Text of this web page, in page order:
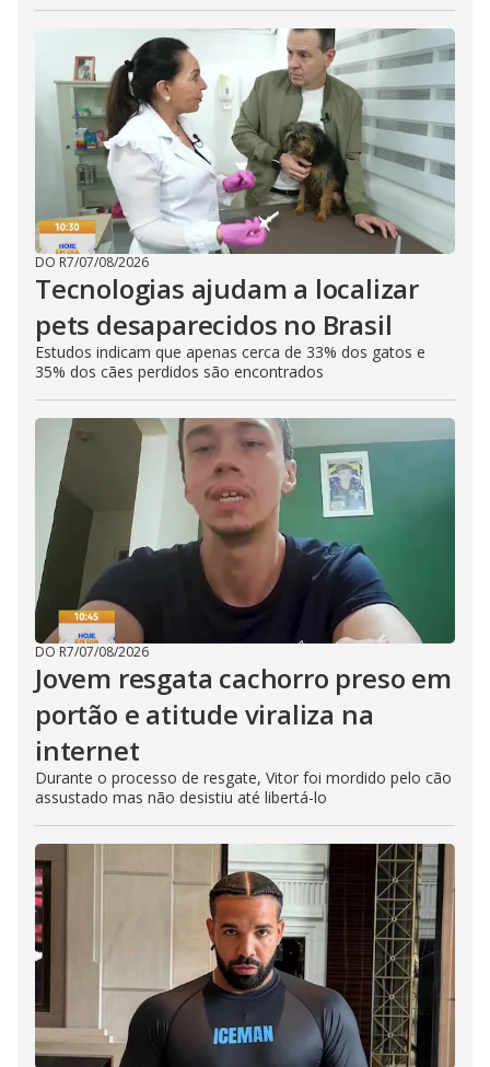
DO R7/07/08/2026
Tecnologias ajudam a localizar
pets desaparecidos no Brasil
Estudos indicam que apenas cerca de 33% dos gatos e
35% dos cães perdidos são encontrados
DO R7/07/08/2026
Jovem resgata cachorro preso em
portão e atitude viraliza na
internet
Durante o processo de resgate, Vitor foi mordido pelo cão
assustado mas não desistiu até libertá-lo